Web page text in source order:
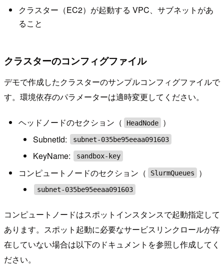
クラスター（EC2）が起動する VPC、サブネットがあ
ること
クラスターのコンフィグファイル
デモで作成したクラスターのサンプルコンフィグファイルで
す。環境依存のパラメーターは適時変更してください。
ヘッドノードのセクション（ HeadNode
）
SubnetId:
subnet-035be95eeaa091603
KeyName: sandbox-key
コンピュートノードのセクション（ SlurmQueues ）
subnet-035be95eeaa091603
コンピュートノードはスポットインスタンスで起動指定して
あります。スポット起動に必要なサービスリンクロールが存
在していない場合は以下のドキュメントを参照し作成してく
ださい。